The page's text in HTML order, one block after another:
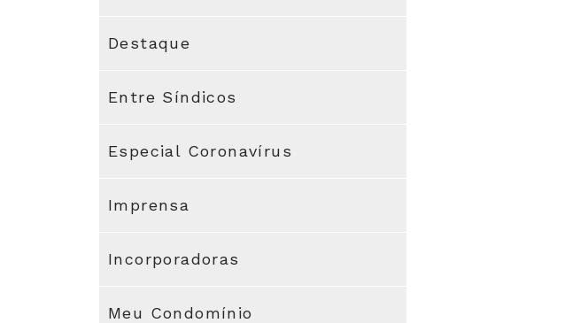
Destaque
Entre Síndicos
Especial Coronavírus
Imprensa
Incorporadoras
Meu Condomínio